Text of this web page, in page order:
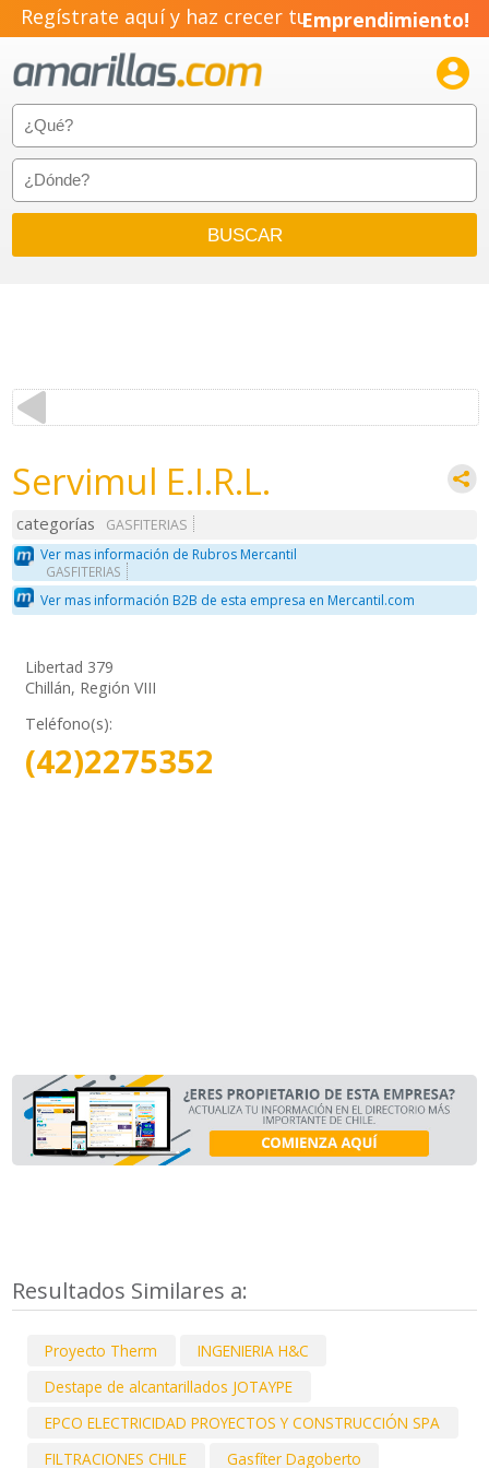
Regístrate aquí y haz crecer tuEmprendimiento!

Servimul E.I.R.L.
categorías
GASFITERIAS
Ver mas información de Rubros Mercantil
GASFITERIAS
Ver mas información B2B de esta empresa en Mercantil.com
Libertad 379
Chillán, Región VIII
Teléfono(s):
(42)2275352
Resultados Similares a:
Proyecto Therm
INGENIERIA H&C
Destape de alcantarillados JOTAYPE
EPCO ELECTRICIDAD PROYECTOS Y CONSTRUCCIÓN SPA
FILTRACIONES CHILE
Gasfíter Dagoberto